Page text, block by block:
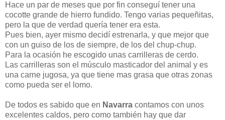
Hace un par de meses que por fin conseguí tener una
cocotte grande de hierro fundido. Tengo varias pequeñitas,
pero la que de verdad quería tener era esta.
Pues bien, ayer mismo decidí estrenarla, y que mejor que
con un guiso de los de siempre, de los del chup-chup.
Para la ocasión he escogido unas carrilleras de cerdo.
Las carrilleras son el músculo masticador del animal y es
una carne jugosa, ya que tiene mas grasa que otras zonas
como pueda ser el lomo.
De todos es sabido que en Navarra contamos con unos
excelentes caldos, pero como también hay que dar